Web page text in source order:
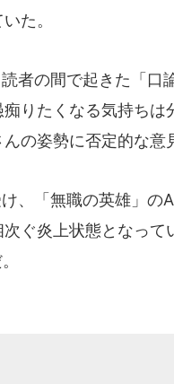
た。
者の間で起きた「口
りたくなる気持ち
の姿勢に否定的な意
、「無職の英雄」の
ぐ炎上状態となっ